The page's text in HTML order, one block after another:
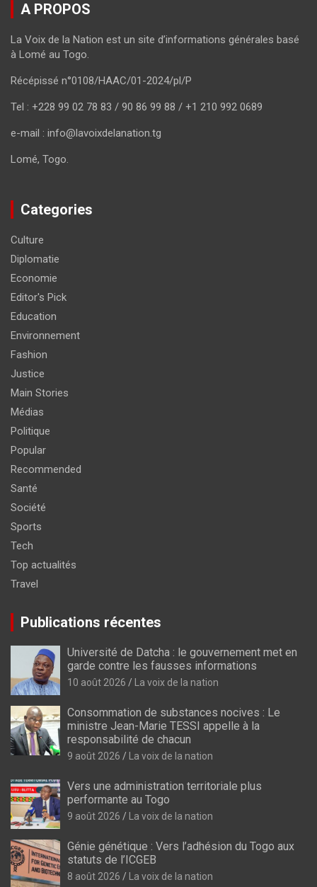
A PROPOS
La Voix de la Nation est un site d’informations générales basé
à Lomé au Togo.
Récépissé n°0108/HAAC/01-2024/pl/P
Tel : +228 99 02 78 83 / 90 86 99 88 / +1 210 992 0689
e-mail : info@lavoixdelanation.tg
Lomé, Togo.
Categories
Culture
Diplomatie
Economie
Editor's Pick
Education
Environnement
Fashion
Justice
Main Stories
Médias
Politique
Popular
Recommended
Santé
Société
Sports
Tech
Top actualités
Travel
Publications récentes
Université de Datcha : le gouvernement met en
garde contre les fausses informations
10 août 2026 La voix de la nation
Consommation de substances nocives : Le
ministre Jean-Marie TESSI appelle à la
responsabilité de chacun
9 août 2026 La voix de la nation
Vers une administration territoriale plus
performante au Togo
9 août 2026 La voix de la nation
Génie génétique : Vers l’adhésion du Togo aux
statuts de l’ICGEB
8 août 2026 La voix de la nation